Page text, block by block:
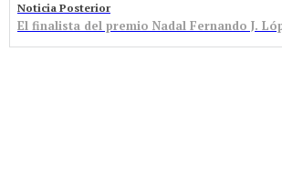
Noticia Posterior